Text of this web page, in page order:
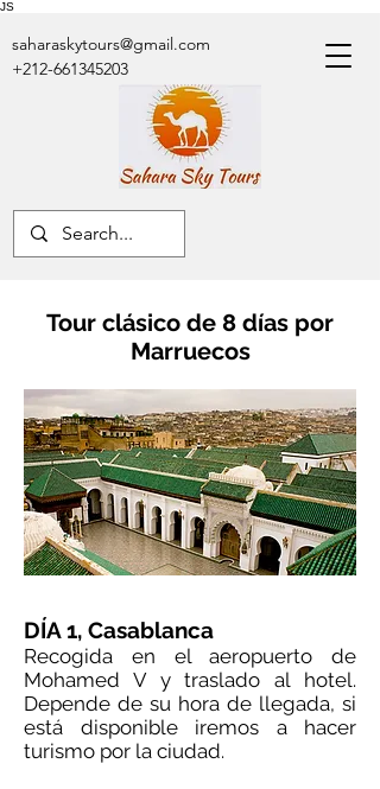
JS
saharaskytours@gmail.com
+212-661345203
Tour clásico de 8 días por
Marruecos
DÍA 1, Casablanca
Recogida en el aeropuerto de
Mohamed V y traslado al hotel.
Depende de su hora de llegada, si
está disponible iremos a hacer
turismo por la ciudad.